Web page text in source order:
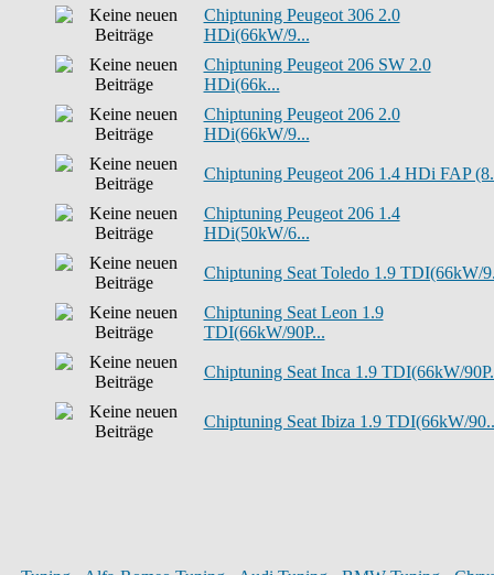
Chiptuning Peugeot 306 2.0
HDi(66kW/9...
Chiptuning Peugeot 206 SW 2.0
HDi(66k...
Chiptuning Peugeot 206 2.0
HDi(66kW/9...
Chiptuning Peugeot 206 1.4 HDi FAP
Chiptuning Peugeot 206 1.4
HDi(50kW/6...
Chiptuning Seat Toledo 1.9 TDI(66kW/
Chiptuning Seat Leon 1.9
TDI(66kW/90P...
Chiptuning Seat Inca 1.9 TDI(66kW/
Chiptuning Seat Ibiza 1.9 TDI(66kW/